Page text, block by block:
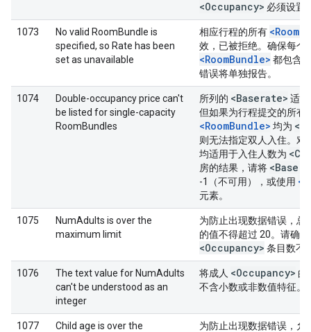
<Occupancy> 必须设置
1073
No valid RoomBundle is
specified, so Rate has been
set as unavailable
相应行程的所有
效，已被拒绝。确保每个
<RoomBundle> 都包含
错误将单独报告。
1074
Double-occupancy price can't
be listed for single-capacity
RoomBundles
所列的 <Baserate> 适
但如果为行程提交的所有
<RoomBundle> 均为
则无法指定双人入住。对
均适用于入住人数为
房的结果，请将
-1（不可用），或使用
元素。
1075
NumAdults is over the
maximum limit
为防止出现数据错误，总
的值不得超过 20。请确
<Occupancy> 条目数不
1076
The text value for NumAdults
can't be understood as an
integer
将成人 <Occupancy> 的
不含小数或非数值特征。
1077
Child age is over the
为防止出现数据错误，允